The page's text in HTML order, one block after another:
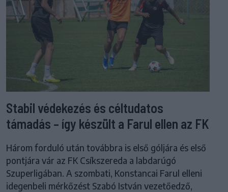
Stabil védekezés és céltudatos
támadás – így készült a Farul ellen az FK
Három forduló után továbbra is első góljára és első
pontjára vár az FK Csíkszereda a labdarúgó
Szuperligában. A szombati, Konstancai Farul elleni
idegenbeli mérkőzést Szabó István vezetőedző,